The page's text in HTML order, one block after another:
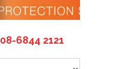
08-6844 2121